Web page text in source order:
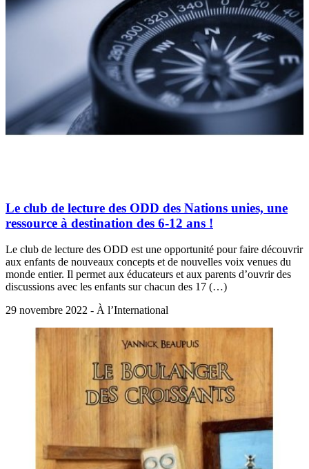
Le club de lecture des ODD des Nations unies, une
ressource à destination des 6-12 ans !
Le club de lecture des ODD est une opportunité pour faire découvrir
aux enfants de nouveaux concepts et de nouvelles voix venues du
monde entier. Il permet aux éducateurs et aux parents d’ouvrir des
discussions avec les enfants sur chacun des 17 (…)
29 novembre 2022 - À l’International